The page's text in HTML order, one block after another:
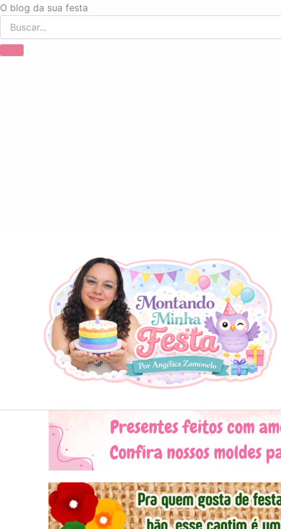
O blog da sua festa
Ir
para
o
conteúdo